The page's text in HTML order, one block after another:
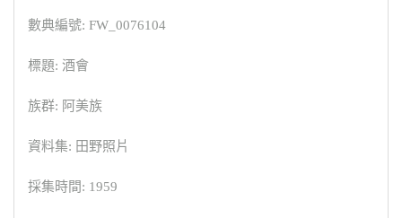
數典編號: FW_0076104
標題: 酒會
族群: 阿美族
資料集: 田野照片
採集時間: 1959